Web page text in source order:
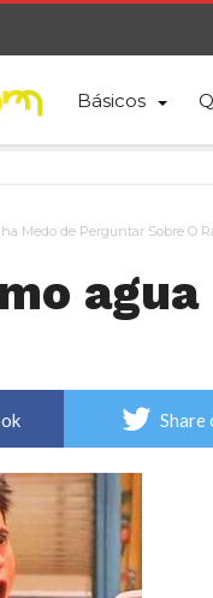
Básicos
Medo de Perguntar Sobre O
agua
Share